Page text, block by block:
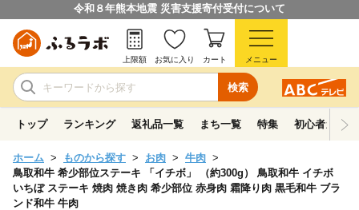
令和８年熊本地震 災害支援寄付受付について
検索
上限額 お気に入り カート メニュー
トップ ランキング 返礼品一覧 まち一覧 特集 初心者ガイド
ホーム ものから探す お肉
牛肉
鳥取和牛 希少部位ステーキ 「イチボ」 （約300g） 鳥取和牛 イチボ
いちぼ ステーキ 焼肉 焼き肉 希少部位 赤身肉 霜降り肉 黒毛和牛 ブラ
ンド和牛 牛肉